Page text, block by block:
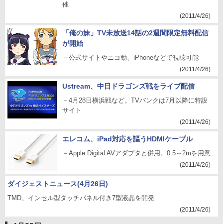
催
(2011/4/26)
「俺の妹」TV未放送14話の2週間限定無料配信
が開始
－公式サイトやニコ動、iPhoneなどで視聴可能
(2011/4/26)
Ustream、中日ドラゴンズ戦をライブ配信
－4月28日横浜戦など。TVバンクは7月以降に特設
サイト
(2011/4/26)
エレコム、iPad対応を謳うHDMIケーブル
－Apple Digital AVアダプタと併用。0.5～2mを用意
(2011/4/26)
ダイジェストニュース(4月26日)
TMD、インセル型タッチパネル付き7型液晶を開発
(2011/4/26)